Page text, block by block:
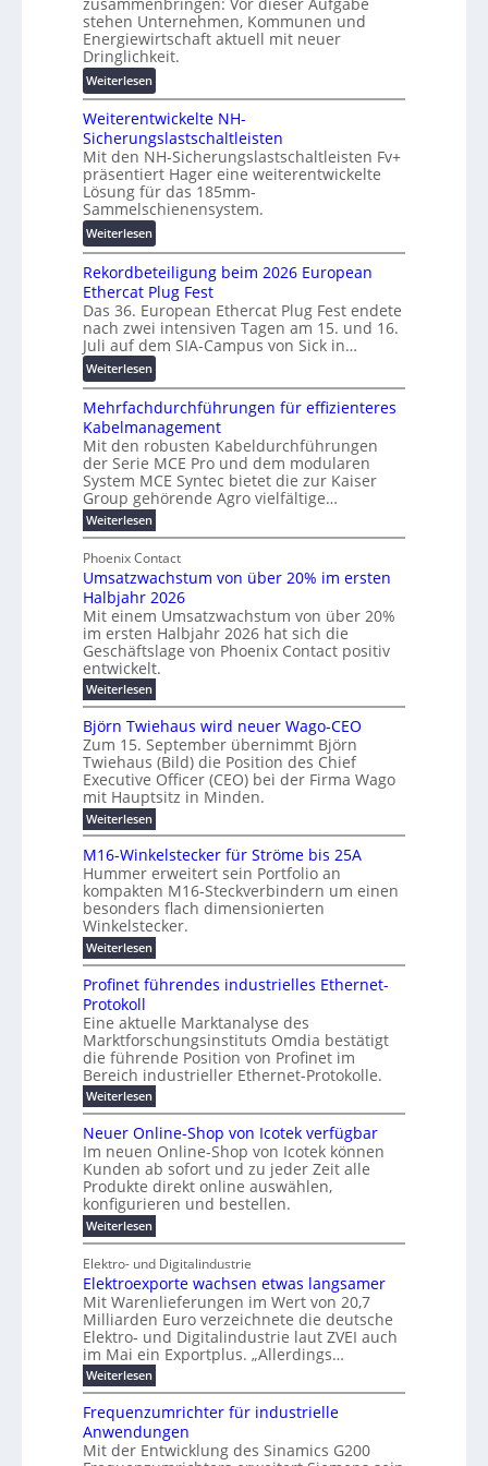
g
e
n
d
i
g
i
t
T
r
a
n
s
p
a
r
e
n
z
i
n
e
n
b
u
:
F
o
r
s
c
h
u
n
g
s
f
ö
r
d
e
r
u
n
g
b
r
a
u
c
h
t
m
e
r
T
e
m
p
o
u
n
d
w
e
n
i
g
r
B
ü
r
o
k
a
t
i
e
stehen Unternehmen, Kommunen und
Energiewirtschaft aktuell mit neuer
Dringlichkeit.
Weiterlesen:
V
o
l
t
a
-
X
2
0
2
7
w
i
r
d
z
u
m
E
n
e
r
g
u
b
ü
r
m
o
d
e
r
n
e
E
e
r
g
i
e
l
ö
u
n
g
e
n
Weiterentwickelte NH-
Sicherungslastschaltleisten
Mit den NH-Sicherungslastschaltleisten Fv+
präsentiert Hager eine weiterentwickelte
Lösung für das 185mm-
Sammelschienensystem.
Weiterlesen:
W
e
i
t
e
r
e
n
t
w
i
c
k
e
l
e
N
H
-
S
i
c
h
e
r
u
n
g
s
l
a
s
t
s
c
h
a
t
l
e
i
s
t
e
n
Rekordbeteiligung beim 2026 European
Ethercat Plug Fest
Das 36. European Ethercat Plug Fest endete
nach zwei intensiven Tagen am 15. und 16.
Juli auf dem SIA-Campus von Sick in…
Weiterlesen:
R
e
k
o
r
d
b
e
t
e
i
l
i
g
u
n
g
b
e
m
2
0
2
6
E
u
r
o
p
e
a
E
t
h
e
r
c
a
t
P
l
u
F
e
s
t
Mehrfachdurchführungen für effizienteres
Kabelmanagement
Mit den robusten Kabeldurchführungen
der Serie MCE Pro und dem modularen
System MCE Syntec bietet die zur Kaiser
Group gehörende Agro vielfältige…
Weiterlesen:
M
h
r
f
a
c
h
d
u
r
c
f
ü
h
r
u
n
g
e
n
f
ü
r
e
ff
i
z
i
e
t
e
r
e
s
K
a
b
l
m
a
n
g
m
e
n
t
Phoenix Contact
Umsatzwachstum von über 20% im ersten
Halbjahr 2026
Mit einem Umsatzwachstum von über 20%
im ersten Halbjahr 2026 hat sich die
Geschäftslage von Phoenix Contact positiv
entwickelt.
Weiterlesen:
U
m
s
a
z
w
a
c
h
s
t
u
m
v
o
n
ü
b
e
2
0
%
i
m
e
r
s
e
n
H
a
l
b
a
h
r
2
0
2
6
Björn Twiehaus wird neuer Wago-CEO
Zum 15. September übernimmt Björn
Twiehaus (Bild) die Position des Chief
Executive Officer (CEO) bei der Firma Wago
mit Hauptsitz in Minden.
Weiterlesen:
B
ö
r
n
T
w
i
e
h
a
w
i
r
d
e
e
W
a
g
o
-
C
E
M16-Winkelstecker für Ströme bis 25A
Hummer erweitert sein Portfolio an
kompakten M16-Steckverbindern um einen
besonders flach dimensionierten
Winkelstecker.
Weiterlesen:
M
1
6
W
i
n
k
e
l
s
t
c
k
e
r
ü
S
t
r
ö
m
e
b
i
s
5
A
Profinet führendes industrielles Ethernet-
Protokoll
Eine aktuelle Marktanalyse des
Marktforschungsinstituts Omdia bestätigt
die führende Position von Profinet im
Bereich industrieller Ethernet-Protokolle.
Weiterlesen:
P
r
o
i
n
e
t
f
ü
h
r
e
n
d
e
s
i
n
u
s
t
r
Neuer Online-Shop von Icotek verfügbar
Im neuen Online-Shop von Icotek können
Kunden ab sofort und zu jeder Zeit alle
Produkte direkt online auswählen,
konfigurieren und bestellen.
Weiterlesen:
N
u
e
r
O
n
l
i
n
e
-
S
h
o
Elektro- und Digitalindustrie
Elektroexporte wachsen etwas langsamer
Mit Warenlieferungen im Wert von 20,7
Milliarden Euro verzeichnete die deutsche
Elektro- und Digitalindustrie laut ZVEI auch
im Mai ein Exportplus. „Allerdings…
Weiterlesen:
E
e
k
t
Frequenzumrichter für industrielle
Anwendungen
Mit der Entwicklung des Sinamics G200